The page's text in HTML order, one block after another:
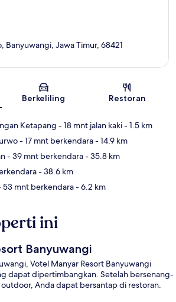
Peta
Banyuwangi, Jawa Timur, 68421
Berkeliling Restoran
Ketapang - 18 mnt jalan kaki- 1.5 km
- 17 mnt berkendara- 14.9 km
- 39 mnt berkendara- 35.8 km
- 38.6 km
53 mnt berkendara- 6.2 km
ini
Banyuwangi
Votel Manyar Resort Banyuwangi
dapat dipertimbangkan. Setelah bersenang-
Anda dapat bersantap di restoran.